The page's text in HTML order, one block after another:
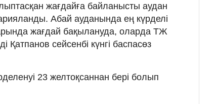
жағдайға байланысты аудан
Абай ауданында ең күрделі
жағдай бақылануда, оларда ТЖ
Қатпанов сейсенбі күнгі баспасөз
23 желтоқсаннан бері болып